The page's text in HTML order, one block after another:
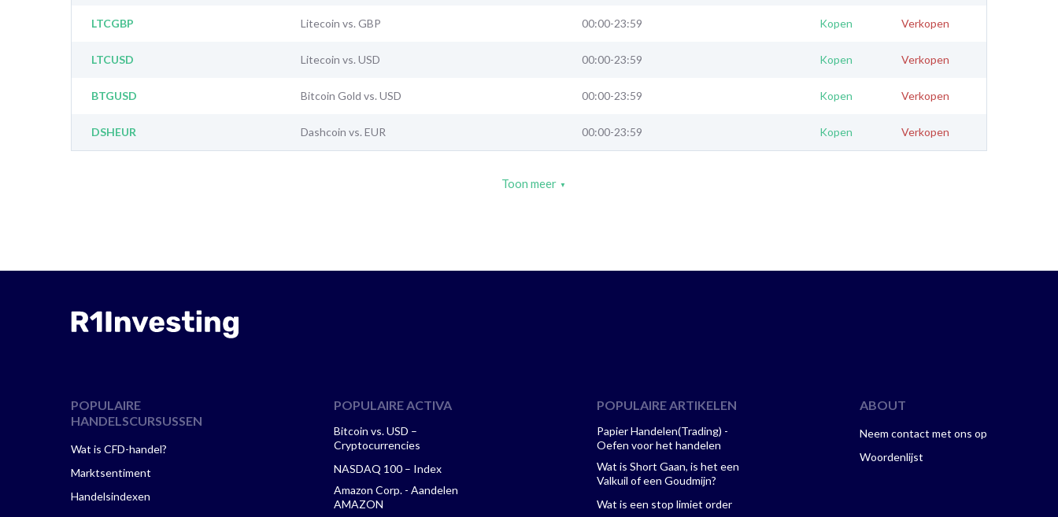
LTCGBP Litecoin vs. GBP 00:00-23:59 Kopen Verkopen
LTCUSD Litecoin vs. USD 00:00-23:59 Kopen Verkopen
BTGUSD Bitcoin Gold vs. USD 00:00-23:59 Kopen Verkopen
DSHEUR Dashcoin vs. EUR 00:00-23:59 Kopen Verkopen
Toon meer
POPULAIRE
HANDELSCURSUSSEN
Wat is CFD-handel?
Marktsentiment
Handelsindexen
POPULAIRE ACTIVA
Bitcoin vs. USD –
Cryptocurrencies
NASDAQ 100 – Index
Amazon Corp. - Aandelen
AMAZON
POPULAIRE ARTIKELEN
Papier Handelen(Trading) -
Oefen voor het handelen
Wat is Short Gaan, is het een
Valkuil of een Goudmijn?
Wat is een stop limiet order
ABOUT
Neem contact met ons op
Woordenlijst